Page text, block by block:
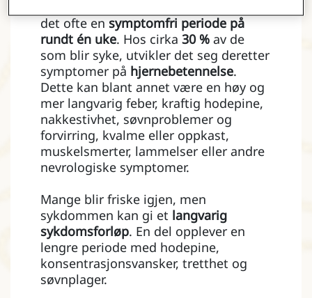
det ofte en symptomfri periode på
rundt én uke. Hos cirka 30 % av de
som blir syke, utvikler det seg deretter
symptomer på hjernebetennelse.
Dette kan blant annet være en høy og
mer langvarig feber, kraftig hodepine,
nakkestivhet, søvnproblemer og
forvirring, kvalme eller oppkast,
muskelsmerter, lammelser eller andre
nevrologiske symptomer.
Mange blir friske igjen, men
sykdommen kan gi et langvarig
sykdomsforløp. En del opplever en
lengre periode med hodepine,
konsentrasjonsvansker, tretthet og
søvnplager.